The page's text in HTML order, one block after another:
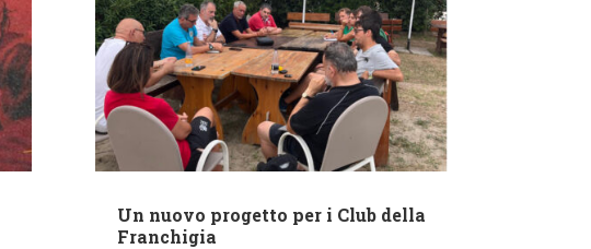
Un nuovo progetto per i Club della
Franchigia